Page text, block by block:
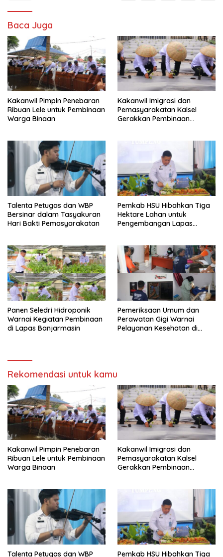
Baca Juga
Kakanwil Pimpin Penebaran
Ribuan Lele untuk Pembinaan
Warga Binaan
Kakanwil Imigrasi dan
Pemasyarakatan Kalsel
Gerakkan Pembinaan
Talenta Petugas dan WBP
Bersinar dalam Tasyakuran
Hari Bakti Pemasyarakatan
Pemkab HSU Hibahkan Tiga
Hektare Lahan untuk
Pengembangan Lapas
Panen Seledri Hidroponik
Warnai Kegiatan Pembinaan
di Lapas Banjarmasin
Pemeriksaan Umum dan
Perawatan Gigi Warnai
Pelayanan Kesehatan di
Rekomendasi untuk kamu
Kakanwil Pimpin Penebaran
Ribuan Lele untuk Pembinaan
Warga Binaan
Kakanwil Imigrasi dan
Pemasyarakatan Kalsel
Gerakkan Pembinaan
Talenta Petugas dan WBP Pemkab HSU Hibahkan Tiga